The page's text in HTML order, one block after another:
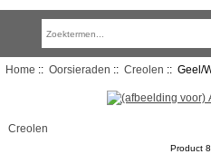
Home :: Oorsieraden :: Creolen :: Geel/
Creolen
Product